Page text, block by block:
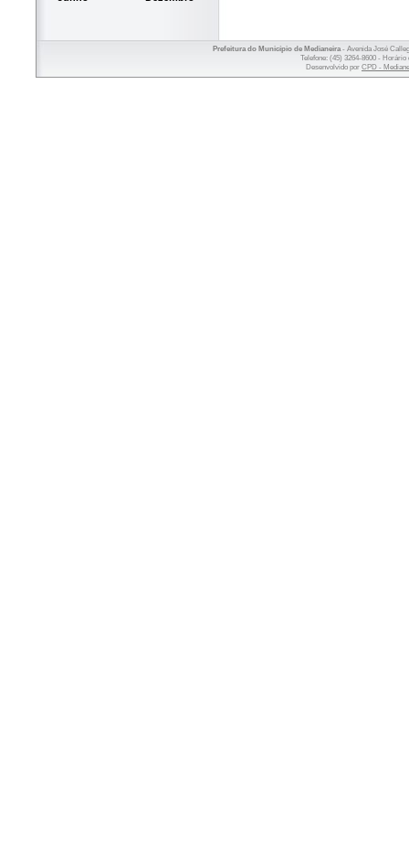
Prefeitura do Município de Medianeira- Avenida José
Telefone: (45) 3264-8600 - Horário
Desenvolvido por CPD -